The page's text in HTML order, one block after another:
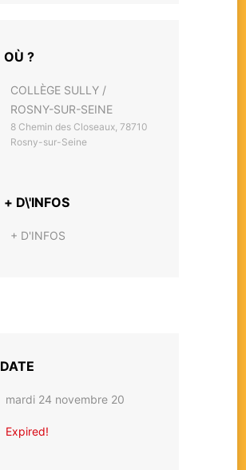
OÙ ?
COLLÈGE SULLY /
ROSNY-SUR-SEINE
8 Chemin des Closeaux, 78710
Rosny-sur-Seine
+ D\'INFOS
+ D'INFOS
DATE
mardi 24 novembre 20
Expired!